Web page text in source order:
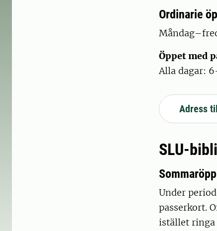
Ordinarie
Öppet med
Alla dagar:
Adress
SLU-
Under
passerkort.
istället ringa